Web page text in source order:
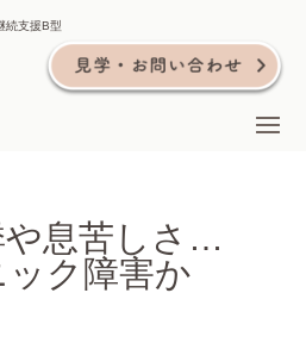
続支援B型
や息苦しさ…
ク障害か